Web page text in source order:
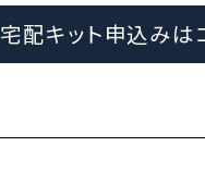
宅配キット申込みは